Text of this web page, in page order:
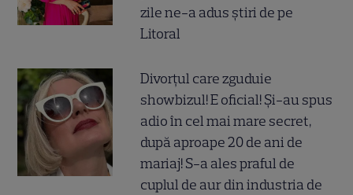
zile ne-a adus știri de pe
Litoral
Divorțul care zguduie
showbizul! E oficial! Și-au spus
adio în cel mai mare secret,
după aproape 20 de ani de
mariaj! S-a ales praful de
cuplul de aur din industria de